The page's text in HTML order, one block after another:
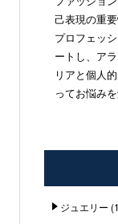
己表現の重
プロフェッ
ートし、ア
リアと個人
ってお悩み
ジュエリー